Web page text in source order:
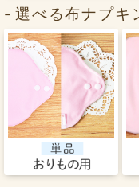
選べる布ナプキ